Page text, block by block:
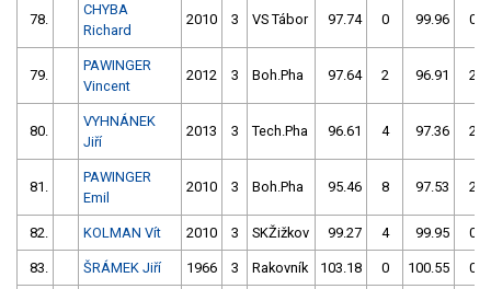
78.
CHYBA
Richard
2010 3 VS Tábor 97.74 0 99.96 0
79.
PAWINGER
Vincent
2012 3 Boh.Pha 97.64 2 96.91 2
80.
VYHNÁNEK
Jiří
2013 3 Tech.Pha 96.61 4 97.36 2
81.
PAWINGER
Emil
2010 3 Boh.Pha 95.46 8 97.53 2
82. KOLMAN Vít 2010 3 SKŽižkov 99.27 4 99.95 0
83. ŠRÁMEK Jiří 1966 3 Rakovník 103.18 0 100.55 0